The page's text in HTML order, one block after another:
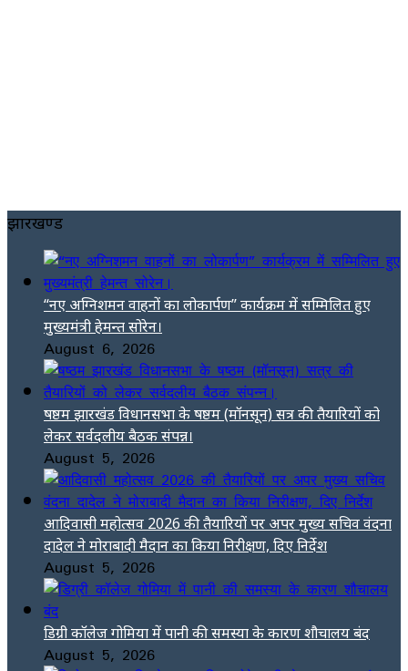
झारखण्ड
“नए अग्निशमन वाहनों का लोकार्पण” कार्यक्रम में सम्मिलित हुए
मुख्यमंत्री हेमन्त सोरेन।
August 6, 2026
षष्ठम झारखंड विधानसभा के षष्ठम (मॉनसून) सत्र की तैयारियों को
लेकर सर्वदलीय बैठक संपन्न।
August 5, 2026
आदिवासी महोत्सव 2026 की तैयारियों पर अपर मुख्य सचिव वंदना
दादेल ने मोराबादी मैदान का किया निरीक्षण, दिए निर्देश
August 5, 2026
डिग्री कॉलेज गोमिया में पानी की समस्या के कारण शौचालय बंद
August 5, 2026